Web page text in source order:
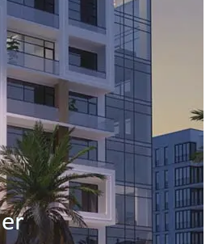
შემოსავალი 8%
პლაჟი
მიღება
ნახვა